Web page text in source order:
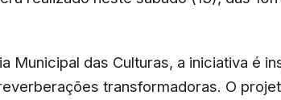
Municipal das Culturas, a iniciativa é
transformadoras. O